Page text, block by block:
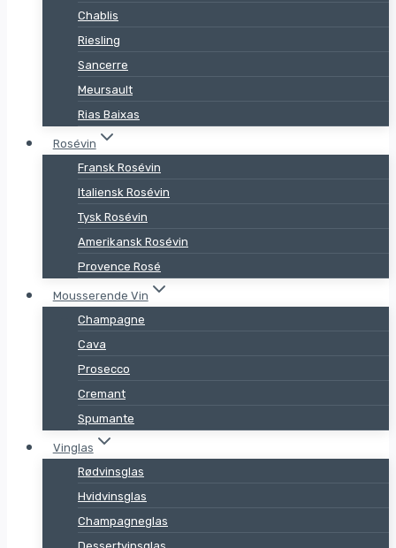
Chablis
Riesling
Sancerre
Meursault
Rias Baixas
Rosévin
Fransk Rosévin
Italiensk Rosévin
Tysk Rosévin
Amerikansk Rosévin
Provence Rosé
Mousserende Vin
Champagne
Cava
Prosecco
Cremant
Spumante
Vinglas
Rødvinsglas
Hvidvinsglas
Champagneglas